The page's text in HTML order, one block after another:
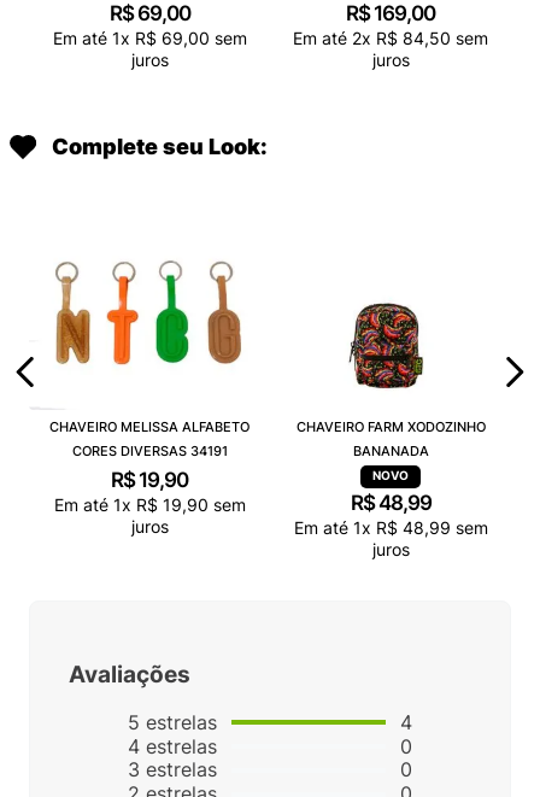
R$ 69,00
Em até 1x R$ 69,00 sem
juros
R$ 169,00
Em até 2x R$ 84,50 sem
juros
Complete seu Look:
CHAVEIRO MELISSA ALFABETO
CORES DIVERSAS 34191
R$ 19,90
Em até 1x R$ 19,90 sem
juros
CHAVEIRO FARM XODOZINHO
BANANADA
R$48,99
Em até 1x R$ 48,99 sem
juros
Avaliações
5 estrelas
4 estrelas
3 estrelas
4
0
0